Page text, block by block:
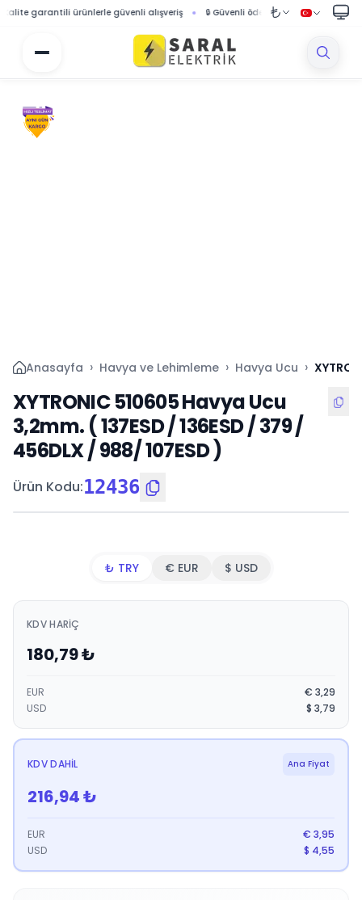
garantili ürünlerle güvenli alışveriş 🔒 Güvenli ödeme sistemi ile korumalı
Anasayfa › Havya ve Lehimleme › Havya Ucu ›
XYTRONIC 510605 Havya Ucu
3,2mm. ( 137ESD / 136ESD / 379 /
456DLX / 988/ 107ESD )
Ürün Kodu:12436
₺ TRY € EUR $ USD
KDV HARIÇ
180,79₺
EUR € 3,29
USD
$ 3,79
KDV DAHIL Ana Fiyat
216,94₺
EUR € 3,95
USD
$ 4,55